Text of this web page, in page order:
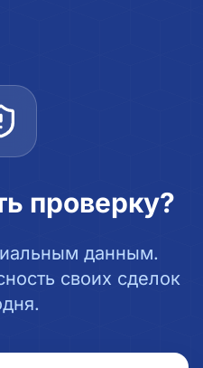
проверку?
данным.
своих сделок